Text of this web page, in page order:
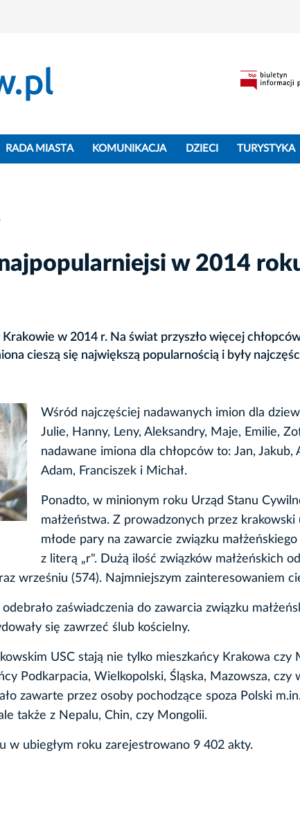
RADA MIASTA KOMUNIKACJA DZIECI TURYSTYKA
w 2014
w 2014 r. Na świat przyszło więcej
cieszą się największą popularnością i były
Wśród najczęściej nadawanych imion dla
Julie, Hanny, Leny, Aleksandry, Maje, Emilie,
nadawane imiona dla chłopców to: Jan, Jakub,
Adam, Franciszek i Michał.
Ponadto, w minionym roku Urząd Stanu
małżeństwa. Z prowadzonych przez
młode pary na zawarcie związku
z literą „r". Dużą ilość związków małżeńskich
wrześniu (574). Najmniejszym zainteresowaniem
zaświadczenia do zawarcia związku
się zawrzeć ślub kościelny.
USC stają nie tylko mieszkańcy Krakowa czy
Podkarpacia, Wielkopolski, Śląska, Mazowsza, czy
zawarte przez osoby pochodzące spoza Polski
także z Nepalu, Chin, czy Mongolii.
w ubiegłym roku zarejestrowano 9 402 akty.